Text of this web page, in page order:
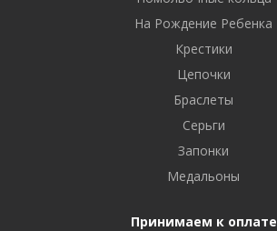
На Рождение Ребенка
Крестики
Цепочки
Браслеты
Серьги
Запонки
Медальоны
Принимаем к оплате